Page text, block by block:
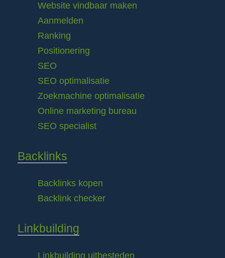
Website vindbaar maken
Aanmelden
Ranking
Positionering
SEO
SEO optimalisatie
Zoekmachine optimalisatie
Online marketing bureau
SEO specialist
Backlinks
Backlinks kopen
Backlink checker
Linkbuilding
Linkbuilding uitbesteden